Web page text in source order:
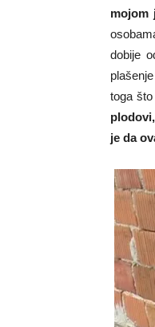
mojom
dobije
toga
je da